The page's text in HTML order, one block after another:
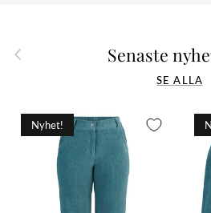
Tillbaka Senaste
SE ALLA
Nyhet!